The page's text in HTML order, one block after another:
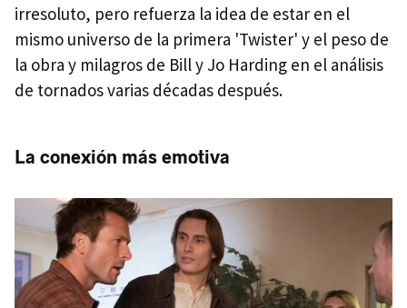
irresoluto, pero refuerza la idea de estar en el
mismo universo de la primera 'Twister' y el peso de
la obra y milagros de Bill y Jo Harding en el análisis
de tornados varias décadas después.
La conexión más emotiva